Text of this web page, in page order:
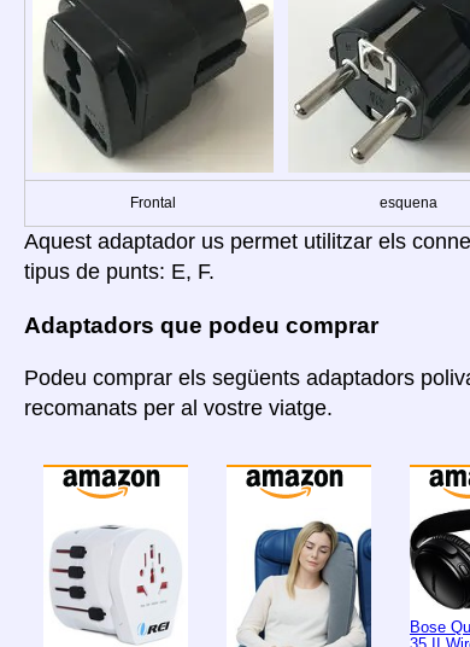
Frontal esquena
Aquest adaptador us permet utilitzar els
tipus de punts: E, F.
Adaptadors que podeu comprar
Podeu comprar els següents adaptadors
recomanats per al vostre viatge.
Bose